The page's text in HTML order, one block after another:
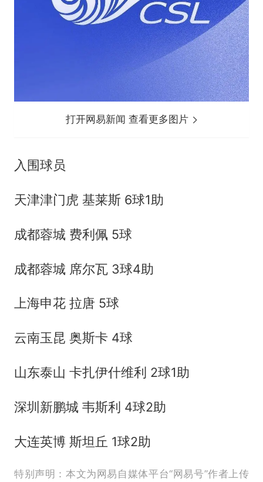
打开网易新闻 查看更多图片
入围球员
天津津门虎 基莱斯 6球1助
成都蓉城 费利佩 5球
成都蓉城 席尔瓦 3球4助
上海申花 拉唐 5球
云南玉昆 奥斯卡 4球
山东泰山 卡扎伊什维利 2球1助
深圳新鹏城 韦斯利 4球2助
大连英博 斯坦丘 1球2助
特别声明：本文为网易自媒体平台“网易号”作者上传